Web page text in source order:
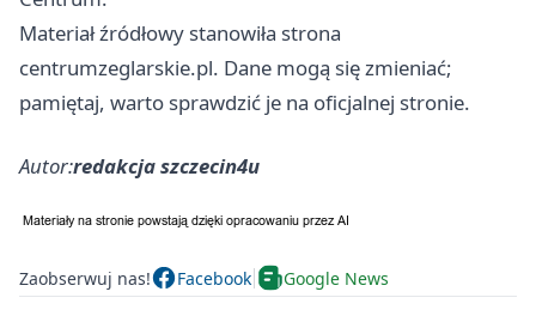
Materiał źródłowy stanowiła strona
centrumzeglarskie.pl. Dane mogą się zmieniać;
pamiętaj, warto sprawdzić je na oficjalnej stronie.
Autor:redakcja szczecin4u
Zaobserwuj nas! Facebook Google News